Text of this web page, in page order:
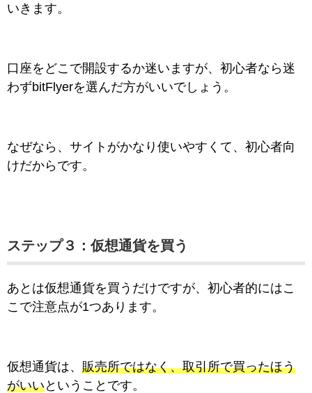
いきます。
口座をどこで開設するか迷いますが、初心者なら迷
わずbitFlyerを選んだ方がいいでしょう。
なぜなら、サイトがかなり使いやすくて、初心者向
けだからです。
ステップ３：仮想通貨を買う
あとは仮想通貨を買うだけですが、初心者的にはこ
こで注意点が1つあります。
仮想通貨は、 販売所ではなく、取引所で買ったほう
がいいということです。